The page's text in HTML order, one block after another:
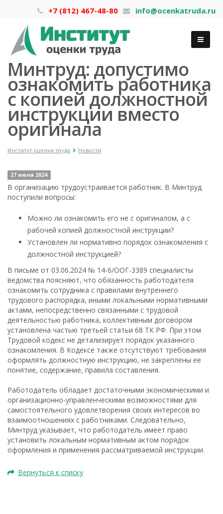
info@ocenkatruda.ru
+7 (812) 467-48-80
Минтруд: допустимо
ознакомить работника
с копией должностной
инструкции вместо
оригинала
Институт оценки труда Новости
27 июня 2024
В организацию трудоустраивается работник. В Минтруд
поступили вопросы:
Можно ли ознакомить его не с оригиналом, а с
рабочей копией должностной инструкции?
Установлен ли нормативно порядок ознакомления с
должностной инструкцией?
В письме от 03.06.2024 № 14-6/ООГ-3389 специалисты
ведомства поясняют, что обязанность работодателя
ознакомить сотрудника с правилами внутреннего
трудового распорядка, иными локальными нормативными
актами, непосредственно связанными с трудовой
деятельностью работника, коллективным договором
установлена частью третьей статьи 68 ТК РФ. При этом
Трудовой кодекс не детализирует порядок указанного
ознакомления. В Кодексе также отсутствуют требования
оформлять должностную инструкцию, не закреплены ее
понятие, содержание, правила составления.
Работодатель обладает достаточными экономическими и
организационно-управленческими возможностями для
самостоятельного удовлетворения своих интересов во
взаимоотношениях с работниками. Следовательно,
Минтруд указывает, что работодатель имеет право
установить локальным нормативным актом порядок
оформления и применения рассматриваемой инструкции.
Вернуться к списку